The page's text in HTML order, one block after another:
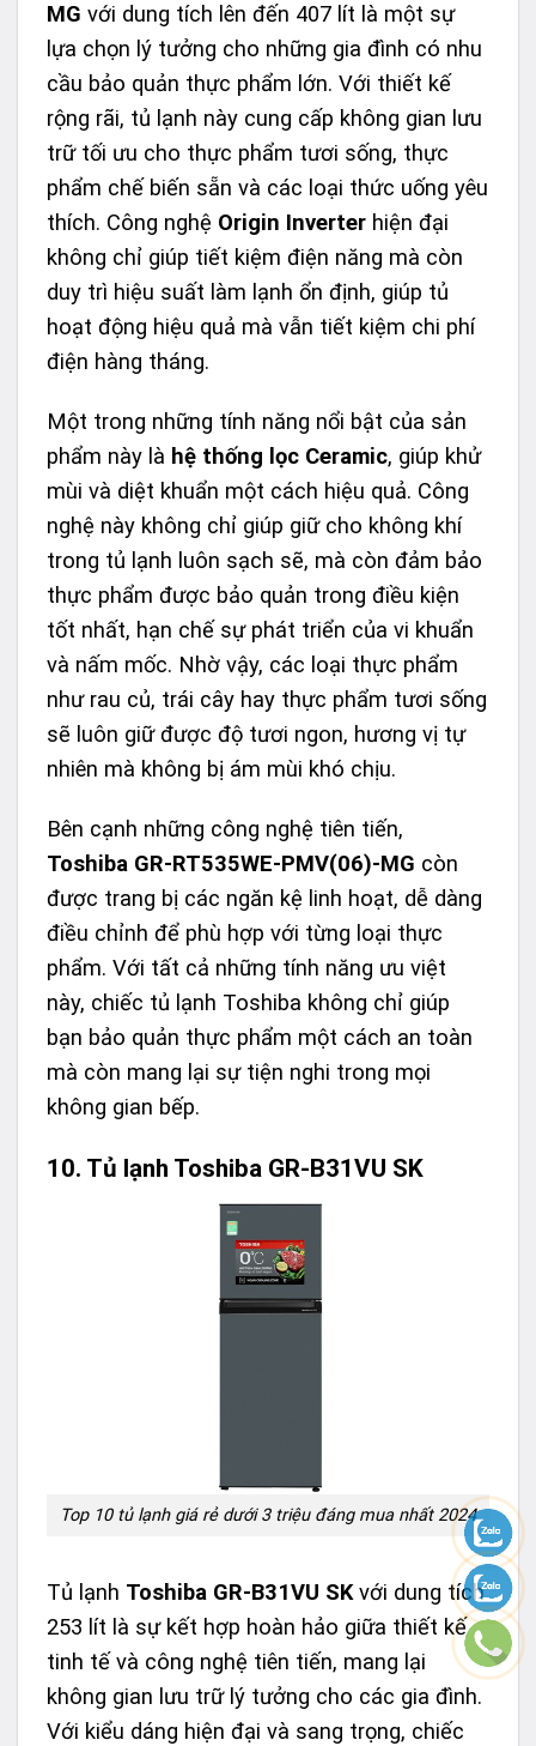
MG với dung tích lên đến 407 lít là một sự
lựa chọn lý tưởng cho những gia đình có nhu
cầu bảo quản thực phẩm lớn. Với thiết kế
rộng rãi, tủ lạnh này cung cấp không gian lưu
trữ tối ưu cho thực phẩm tươi sống, thực
phẩm chế biến sẵn và các loại thức uống yêu
thích. Công nghệ Origin Inverter hiện đại
không chỉ giúp tiết kiệm điện năng mà còn
duy trì hiệu suất làm lạnh ổn định, giúp tủ
hoạt động hiệu quả mà vẫn tiết kiệm chi phí
điện hàng tháng.
Một trong những tính năng nổi bật của sản
phẩm này là hệ thống lọc Ceramic, giúp khử
mùi và diệt khuẩn một cách hiệu quả. Công
nghệ này không chỉ giúp giữ cho không khí
trong tủ lạnh luôn sạch sẽ, mà còn đảm bảo
thực phẩm được bảo quản trong điều kiện
tốt nhất, hạn chế sự phát triển của vi khuẩn
và nấm mốc. Nhờ vậy, các loại thực phẩm
như rau củ, trái cây hay thực phẩm tươi sống
sẽ luôn giữ được độ tươi ngon, hương vị tự
nhiên mà không bị ám mùi khó chịu.
Bên cạnh những công nghệ tiên tiến,
Toshiba GR-RT535WE-PMV(06)-MG còn
được trang bị các ngăn kệ linh hoạt, dễ dàng
điều chỉnh để phù hợp với từng loại thực
phẩm. Với tất cả những tính năng ưu việt
này, chiếc tủ lạnh Toshiba không chỉ giúp
bạn bảo quản thực phẩm một cách an toàn
mà còn mang lại sự tiện nghi trong mọi
không gian bếp.
10. Tủ lạnh Toshiba GR-B31VU SK
Top 10 tủ lạnh giá rẻ dưới 3 triệu đáng mua nhất 2024
Tủ lạnh Toshiba GR-B31VU SKvới dung tích
253 lít là sự kết hợp hoàn hảo giữa thiết kế
tinh tế và công nghệ tiên tiến, mang lại
không gian lưu trữ lý tưởng cho các gia đình.
Với kiểu dáng hiện đại và sang trọng, chiếc